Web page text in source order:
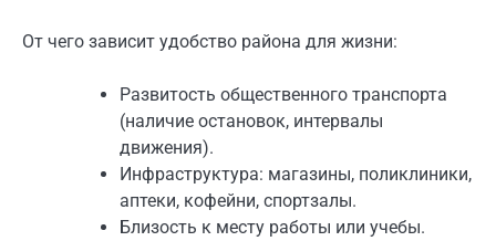
От чего зависит удобство района для жизни:
Развитость общественного транспорта
(наличие остановок, интервалы
движения).
Инфраструктура: магазины, поликлиники,
аптеки, кофейни, спортзалы.
Близость к месту работы или учебы.